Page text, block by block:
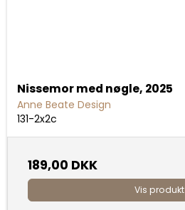
Nissemor med nøgle, 2025
Anne Beate Design
131-2x2c
189,00 DKK
Vis produkt